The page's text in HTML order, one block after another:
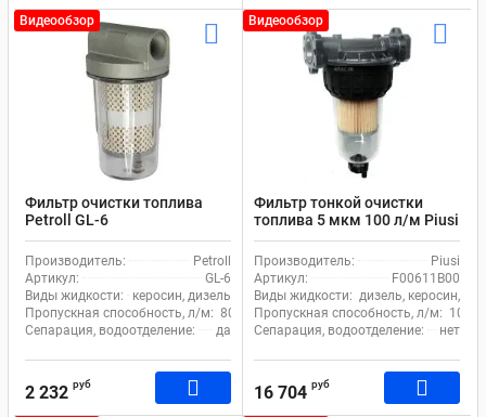
Видеообзор
Фильтр очистки топлива
Petroll GL-6
Производитель:
Petroll
Артикул:
GL-6
Виды жидкости:
керосин, дизель
Пропускная способность, л/м: 80
Сепарация, водоотделение:
да
2 232 руб
Видеообзор
Фильтр тонкой очистки
топлива 5 мкм 100 л/м Piusi
Clear Captor Filter Kit
F00611B00
Производитель:
Piusi
Артикул:
F00611B00
Виды жидкости: дизель, керосин,
Пропускная способность, л/м: 100
Сепарация, водоотделение:
нет
16 704 руб